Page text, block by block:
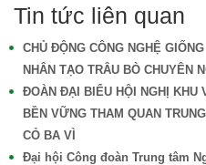
Tin tức liên quan
CHỦ ĐỘNG CÔNG NGHỆ
NHÂN TẠO TRÂU BÒ CHUYÊN
ĐOÀN ĐẠI BIỂU HỘI NGHỊ KHU
BỀN VỮNG THAM QUAN
CỎ BA VÌ
Đại hội Công đoàn Trung tâm